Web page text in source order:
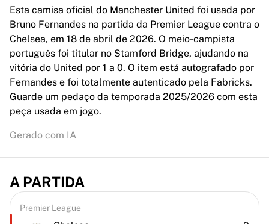
Esta camisa oficial do Manchester United foi usada por
Bruno Fernandes na partida da Premier League contra o
Chelsea, em 18 de abril de 2026. O meio-campista
português foi titular no Stamford Bridge, ajudando na
vitória do United por 1 a 0. O item está autografado por
Fernandes e foi totalmente autenticado pela Fabricks.
Guarde um pedaço da temporada 2025/2026 com esta
peça usada em jogo.
Gerado com IA
A PARTIDA
Premier League